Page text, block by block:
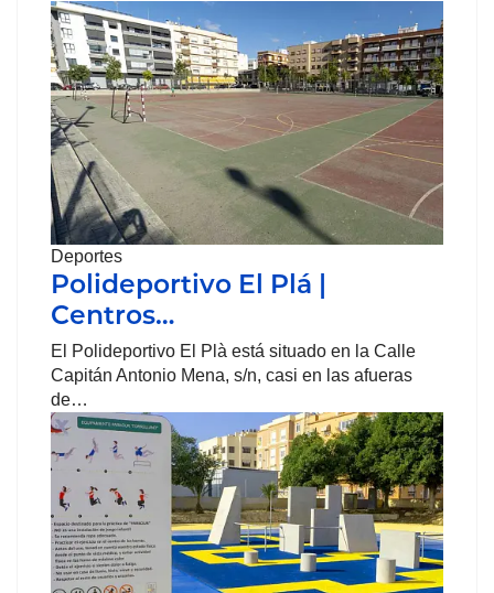
Deportes
Polideportivo El Plá |
Centros…
El Polideportivo El Plà está situado en la Calle
Capitán Antonio Mena, s/n, casi en las afueras
de…